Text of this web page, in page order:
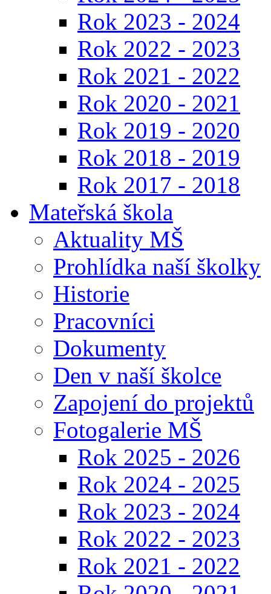
Rok 2023 - 2024
Rok 2022 - 2023
Rok 2021 - 2022
Rok 2020 - 2021
Rok 2019 - 2020
Rok 2018 - 2019
Rok 2017 - 2018
Mateřská škola
Aktuality MŠ
Prohlídka naší školky
Historie
Pracovníci
Dokumenty
Den v naší školce
Zapojení do projektů
Fotogalerie MŠ
Rok 2025 - 2026
Rok 2024 - 2025
Rok 2023 - 2024
Rok 2022 - 2023
Rok 2021 - 2022